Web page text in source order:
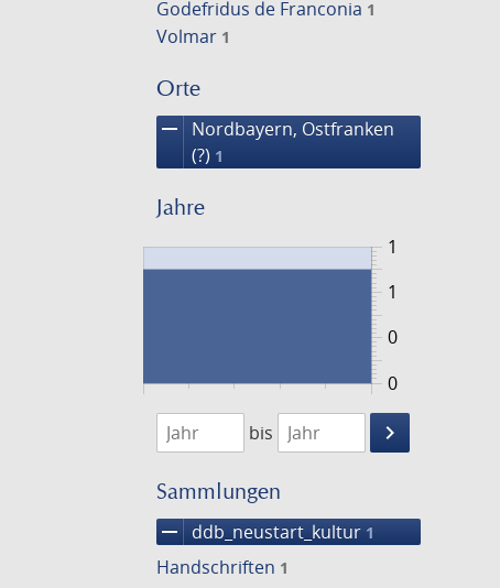
Godefridus de Franconia 1
Volmar 1
Orte
remove
Nordbayern, Ostfranken
(?) 1
Jahre
0
1
0
1
1474
1475
bis
keyboard_arrow_right
Suche
Sammlungen
remove ddb_neustart_kultur 1
Handschriften 1